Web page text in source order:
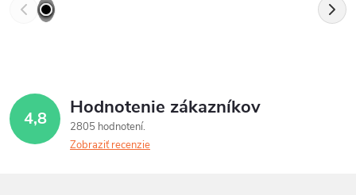
4,8 Hodnotenie zákazníkov
2805 hodnotení
Zobraziť recenzie